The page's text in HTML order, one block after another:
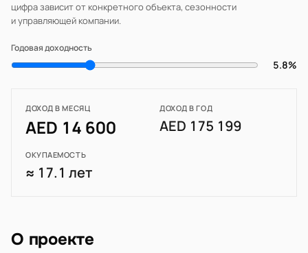
цифра зависит от конкретного объекта, сезонности
и управляющей компании.
Годовая доходность
5.8%
ДОХОД В МЕСЯЦ
AED 14 600
ДОХОД В ГОД
AED 175 199
ОКУПАЕМОСТЬ
≈ 17.1 лет
О проекте